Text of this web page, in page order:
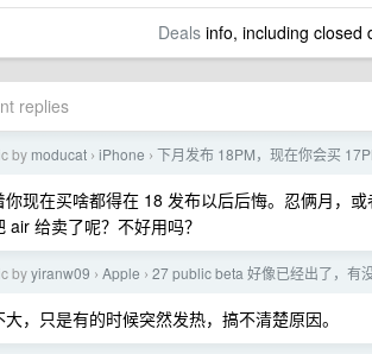
Dealsinfo, including closed
replies
by moducat › iPhone › 下月发布 18PM，现在你会买
现在买啥都得在 18 发布以后后悔。忍俩月，
air 给卖了呢？不好用吗？
byyiranw09 › Apple › 27 public beta 好像已经出了，有
，只是有的时候突然发热，搞不清楚原因。